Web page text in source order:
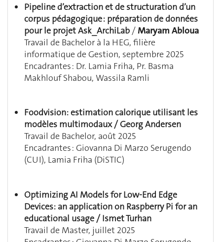
Pipeline d’extraction et de structuration d’un
corpus pédagogique : préparation de données
pour le projet Ask_ArchiLab /Maryam Abloua
Travail de Bachelor à la HEG, filière
informatique de Gestion, septembre 2025
Encadrantes : Dr. Lamia Friha, Pr. Basma
Makhlouf Shabou, Wassila Ramli
Foodvision: estimation calorique utilisant les
modèles multimodaux/ Georg Andersen
Travail de Bachelor, août 2025
Encadrantes : Giovanna Di Marzo Serugendo
(CUI), Lamia Friha (DiSTIC)
Optimizing AI Models for Low-End Edge
Devices: an application on Raspberry Pi for an
educational usage / Ismet Turhan
Travail de Master, juillet 2025